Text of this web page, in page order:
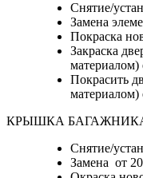
Снятие/
Замена
Покраска
Закраска
материалом)
Покрасить
материалом)
КРЫШКА
Снятие/
Замена от